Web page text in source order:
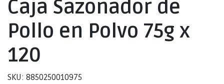
Caja Sazonador de
Pollo en Polvo 75g x
120
SKU: 8850250010975